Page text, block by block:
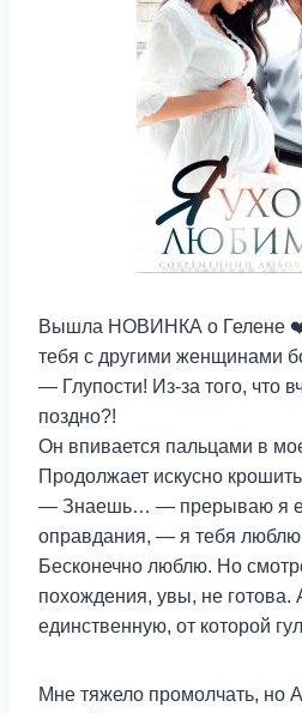
Вышла НОВИНКА о Гелене
тебя с другими женщинами
— Глупости! Из-за того, что
поздно?!
Он впивается пальцами в
Продолжает искусно
— Знаешь… — прерываю я
оправдания, — я тебя люблю
Бесконечно люблю. Но
похождения, увы, не
единственную, от которой
Мне тяжело промолчать, но